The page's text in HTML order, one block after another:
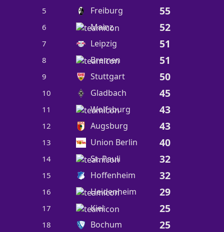
5 Freiburg 55
6 Mainz 52
7 Leipzig 51
8 Bremen 51
9 Stuttgart 50
10 Gladbach 45
11 Wolfsburg 43
12 Augsburg 43
13 Union Berlin 40
14 St. Pauli 32
15 Hoffenheim 32
16 Heidenheim 29
17 Kiel 25
18 Bochum 25